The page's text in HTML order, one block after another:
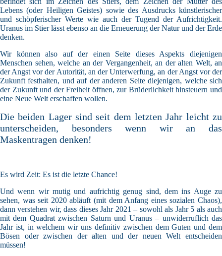
Lebens (oder Heiligen Geistes) sowie des Ausdrucks künstlerischer
und schöpferischer Werte wie auch der Tugend der Aufrichtigkeit.
Uranus im Stier lässt ebenso an die Erneuerung der Natur und der Erde
denken.
Wir können also auf der einen Seite dieses Aspekts diejenigen
Menschen sehen, welche an der Vergangenheit, an der alten Welt, an
der Angst vor der Autorität, an der Unterwerfung, an der Angst vor der
Zukunft festhalten, und auf der anderen Seite diejenigen, welche sich
der Zukunft und der Freiheit öffnen, zur Brüderlichkeit hinsteuern und
eine Neue Welt erschaffen wollen.
Die beiden Lager sind seit dem letzten Jahr leicht zu
unterscheiden, besonders wenn wir an das
Maskentragen denken!
Es wird Zeit: Es ist die letzte Chance!
Und wenn wir mutig und aufrichtig genug sind, dem ins Auge zu
sehen, was seit 2020 abläuft (mit dem Anfang eines sozialen Chaos),
dann verstehen wir, dass dieses Jahr 2021 – sowohl als Jahr 5 als auch
mit dem Quadrat zwischen Saturn und Uranus – unwiderruflich das
Jahr ist, in welchem wir uns definitiv zwischen dem Guten und dem
Bösen oder zwischen der alten und der neuen Welt entscheiden
müssen!